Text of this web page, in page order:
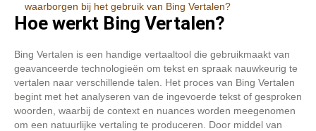
waarborgen bij het gebruik van Bing Vertalen?
Hoe werkt Bing Vertalen?
Bing Vertalen is een handige vertaaltool die gebruikmaakt van
geavanceerde technologieën om tekst en spraak nauwkeurig te
vertalen naar verschillende talen. Het proces van Bing Vertalen
begint met het analyseren van de ingevoerde tekst of gesproken
woorden, waarbij de context en nuances worden meegenomen
om een natuurlijke vertaling te produceren. Door middel van